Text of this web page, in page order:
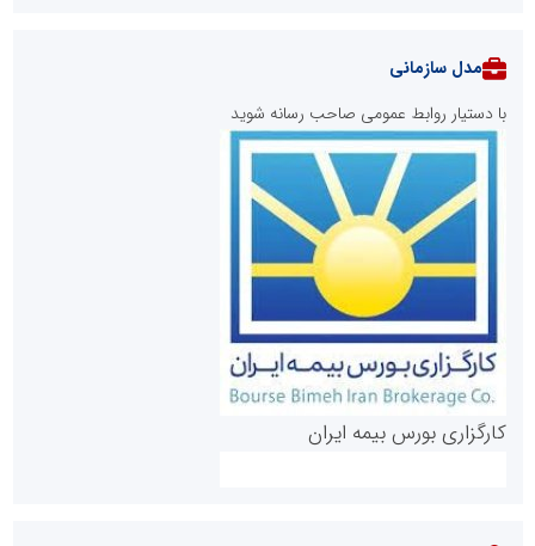
روابط عمومی خبرگزاری گزارش خبر
مدل سازمانی
با دستیار روابط عمومی صاحب رسانه شوید
کارگزاری بورس بیمه ایران